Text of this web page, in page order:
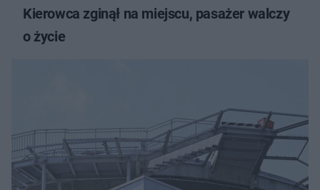
Kierowca zginął na miejscu, pasażer walczy
o życie